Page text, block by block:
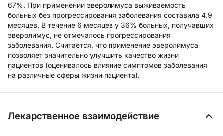
67%. При применении эверолимуса выживаемость
больных без прогрессирования заболевания составила 4.9
месяцев. В течение 6 месяцев у 36% больных, получавших
эверолимус, не отмечалось прогрессирования
заболевания. Считается, что применение эверолимуса
позволяет значительно улучшить качество жизни
пациентов (оценивалось влияние симптомов заболевания
на различные сферы жизни пациента).
Лекарственное взаимодействие